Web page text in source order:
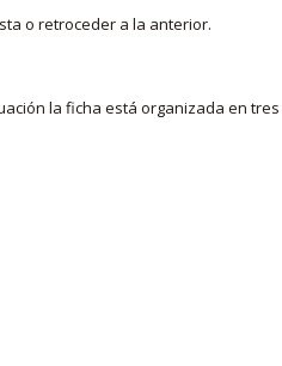
o retroceder a la anterior.
la ficha está organizada en